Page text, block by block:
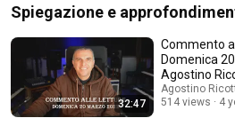
Spiegazione e
32:47
Commento
Domenica
Agostino
Agostino
514 views
4